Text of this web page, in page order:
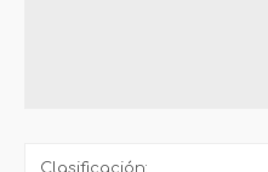
Clasificación: